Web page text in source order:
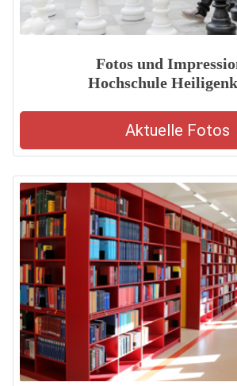
Fotos und
Hochschule
Aktuelle Fotos